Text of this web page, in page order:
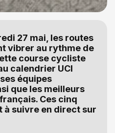
27 mai, les routes
vibrer au rythme de
course cycliste
calendrier UCI
équipes
que les meilleurs
Ces cinq
à suivre en direct sur